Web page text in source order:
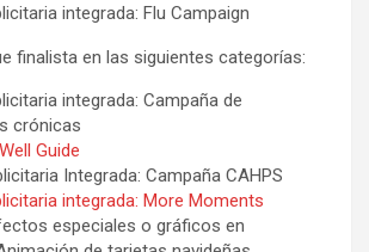
integrada: Flu Campaign
finalista en las siguientes categorías:
integrada: Campaña de
crónicas
Guide
Integrada: Campaña CAHPS
integrada: More Moments
especiales o gráficos en